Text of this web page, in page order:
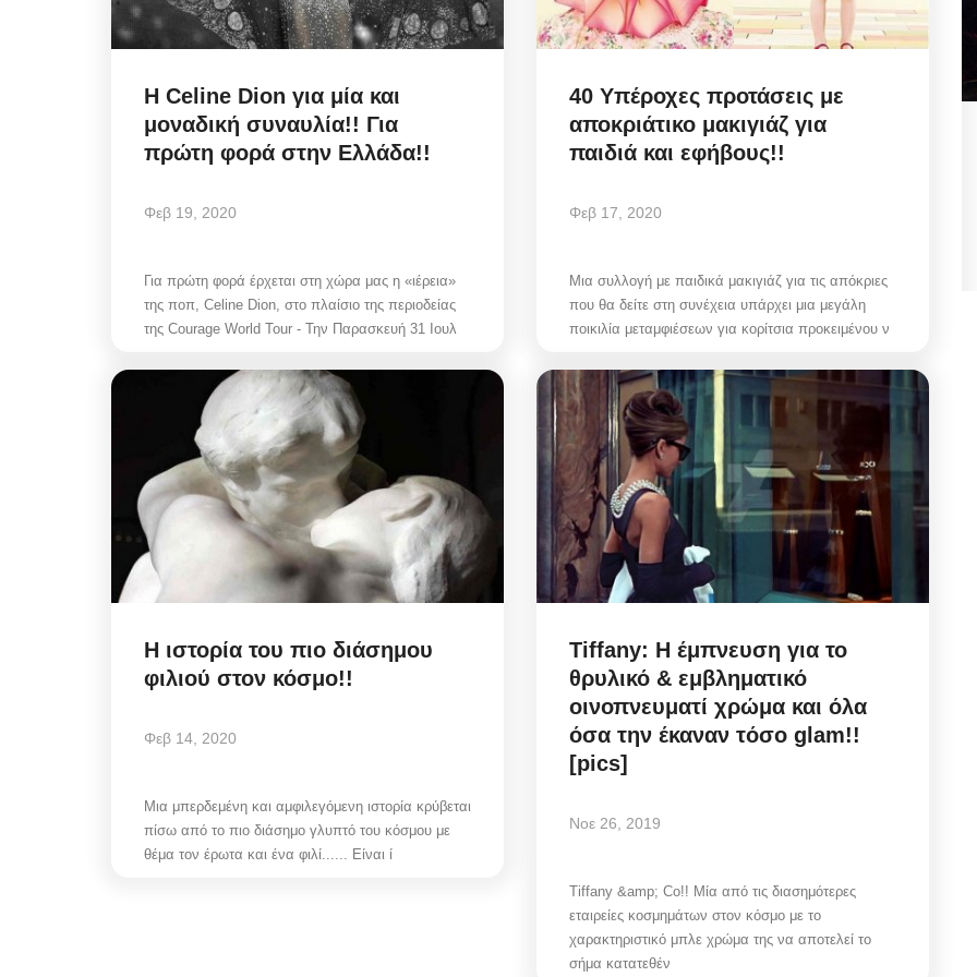
Η Celine Diοn για μία και
μοναδική συναυλία!! Για
πρώτη φορά στην Ελλάδα!!
Φεβ 19, 2020
Για πρώτη φορά έρχεται στη χώρα μας η «ιέρεια»
της ποπ, Celine Dion, στο πλαίσιο της περιοδείας
της Courage World Tour - Την Παρασκευή 31 Ιουλ
40 Υπέροχες προτάσεις με
αποκριάτικο μακιγιάζ για
παιδιά και εφήβους!!
Φεβ 17, 2020
Μια συλλογή με παιδικά μακιγιάζ για τις απόκριες
που θα δείτε στη συνέχεια υπάρχει μια μεγάλη
ποικιλία μεταμφιέσεων για κορίτσια προκειμένου ν
Η ιστορία του πιο διάσημου
φιλιού στον κόσμο!!
Φεβ 14, 2020
Μια μπερδεμένη και αμφιλεγόμενη ιστορία κρύβεται
πίσω από το πιο διάσημο γλυπτό του κόσμου με
θέμα τον έρωτα και ένα φιλί...... Είναι ί
Tiffany: Η έμπνευση για το
θρυλικό & εμβληματικό
οινοπνευματί χρώμα και όλα
όσα την έκαναν τόσο glam!!
[pics]
Νοε 26, 2019
Tiffany &amp; Co!! Μία από τις διασημότερες
εταιρείες κοσμημάτων στον κόσμο με το
χαρακτηριστικό μπλε χρώμα της να αποτελεί το
σήμα κατατεθέν
Infrastructure Resilience: Πώς
μετατρέπει...
Η πολιτική στρατηγική της ΔΕΥΑΜ μετατρέπει το
Municipal Council Mykonos: Η
Διοικήσεων...
Mykonos Ticker | Δημοτικό Συμβούλιο Μυκόνου